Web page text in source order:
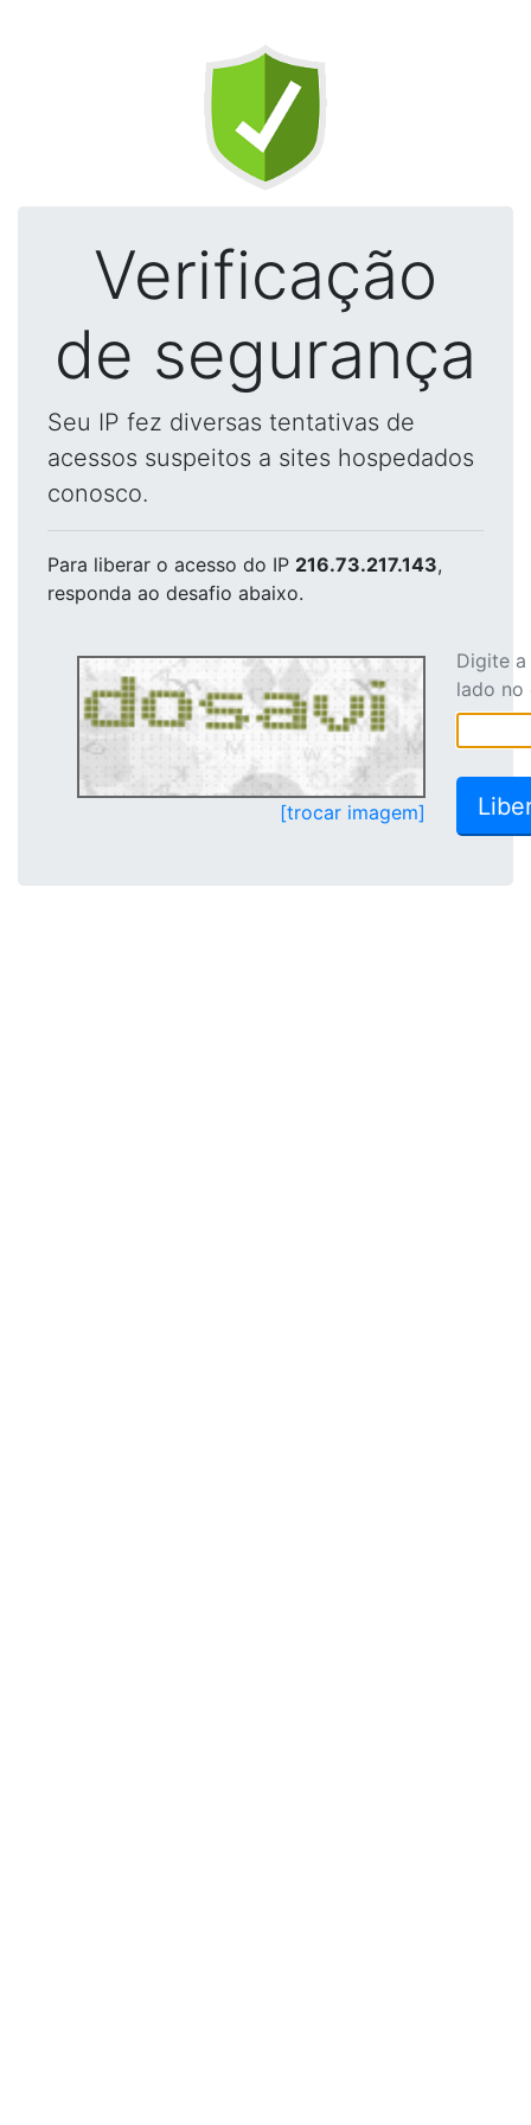
Verificação
de segurança
Seu IP fez diversas tentativas de
acessos suspeitos a sites hospedados
conosco.
Para liberar o acesso do IP 216.73.217.143,
responda ao desafio abaixo.
[trocar imagem]
Digite
lado no